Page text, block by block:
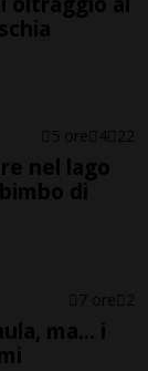
5 ore 4 22
nel lago
di
7 ore 2
ma... i